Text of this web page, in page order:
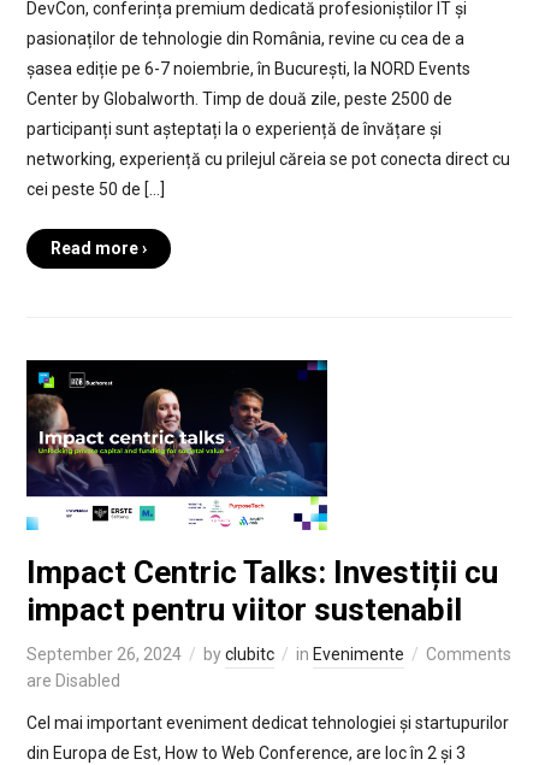
DevCon, conferința premium dedicată profesioniștilor IT și
pasionaților de tehnologie din România, revine cu cea de a
șasea ediție pe 6-7 noiembrie, în București, la NORD Events
Center by Globalworth. Timp de două zile, peste 2500 de
participanți sunt așteptați la o experiență de învățare și
networking, experiență cu prilejul căreia se pot conecta direct cu
cei peste 50 de […]
Read more ›
Impact Centric Talks: Investiții cu
impact pentru viitor sustenabil
September 26, 2024 byclubitc in Evenimente
Comments
are Disabled
Cel mai important eveniment dedicat tehnologiei și startupurilor
din Europa de Est, How to Web Conference, are loc în 2 și 3